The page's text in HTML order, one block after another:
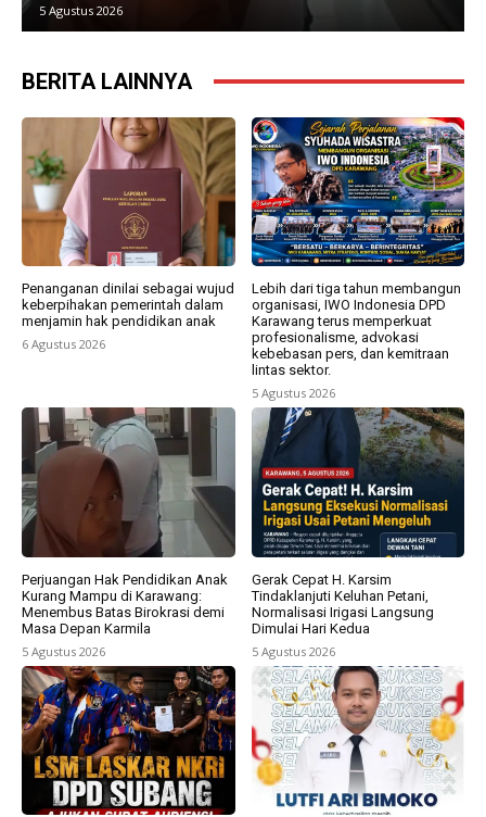
5 Agustus 2026
BERITA LAINNYA
Penanganan dinilai sebagai wujud
keberpihakan pemerintah dalam
menjamin hak pendidikan anak
6 Agustus 2026
Lebih dari tiga tahun membangun
organisasi, IWO Indonesia DPD
Karawang terus memperkuat
profesionalisme, advokasi
kebebasan pers, dan kemitraan
lintas sektor.
5 Agustus 2026
Perjuangan Hak Pendidikan Anak
Kurang Mampu di Karawang:
Menembus Batas Birokrasi demi
Masa Depan Karmila
5 Agustus 2026
Gerak Cepat H. Karsim
Tindaklanjuti Keluhan Petani,
Normalisasi Irigasi Langsung
Dimulai Hari Kedua
5 Agustus 2026